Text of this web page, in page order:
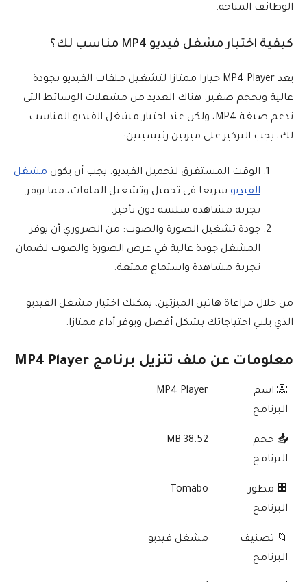
الوظائف المتاحة.
كيفية اختيار مشغل فيديو MP4 مناسب لك؟
يعد MP4 Player خيارا ممتازا لتشغيل ملفات الفيديو بجودة
عالية وبحجم صغير. هناك العديد من مشغلات الوسائط التي
تدعم صيغة MP4، ولكن عند اختيار مشغل الفيديو المناسب
لك، يجب التركيز على ميزتين رئيسيتين:
الوقت المستغرق لتحميل الفيديو: يجب أن يكون مشغل
الفيديو سريعا في تحميل وتشغيل الملفات، مما يوفر
تجربة مشاهدة سلسة دون تأخير.
جودة تشغيل الصورة والصوت: من الضروري أن يوفر
المشغل جودة عالية في عرض الصورة والصوت لضمان
تجربة مشاهدة واستماع ممتعة.
من خلال مراعاة هاتين الميزتين، يمكنك اختيار مشغل الفيديو
الذي يلبي احتياجاتك بشكل أفضل ويوفر أداء ممتازا.
معلومات عن ملف تنزيل برنامج MP4 Player
📀 اسم
البرنامج
MP4 Player
📥 حجم
البرنامج
38.52 MB
🏢 مطور
البرنامج
Tomabo
📁 تصنيف
البرنامج
مشغل فيديو